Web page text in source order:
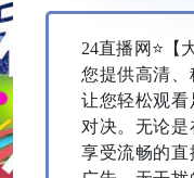
24直播网⭐️【
您提供高清、
让您轻松观
对决。无论
享受流畅的